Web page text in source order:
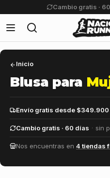
Devolución
Inicio
Blusa para
Envío gratis desde $349.900
Cambio gratis · 60 días · sin
Nos encuentras en 4 tiendas